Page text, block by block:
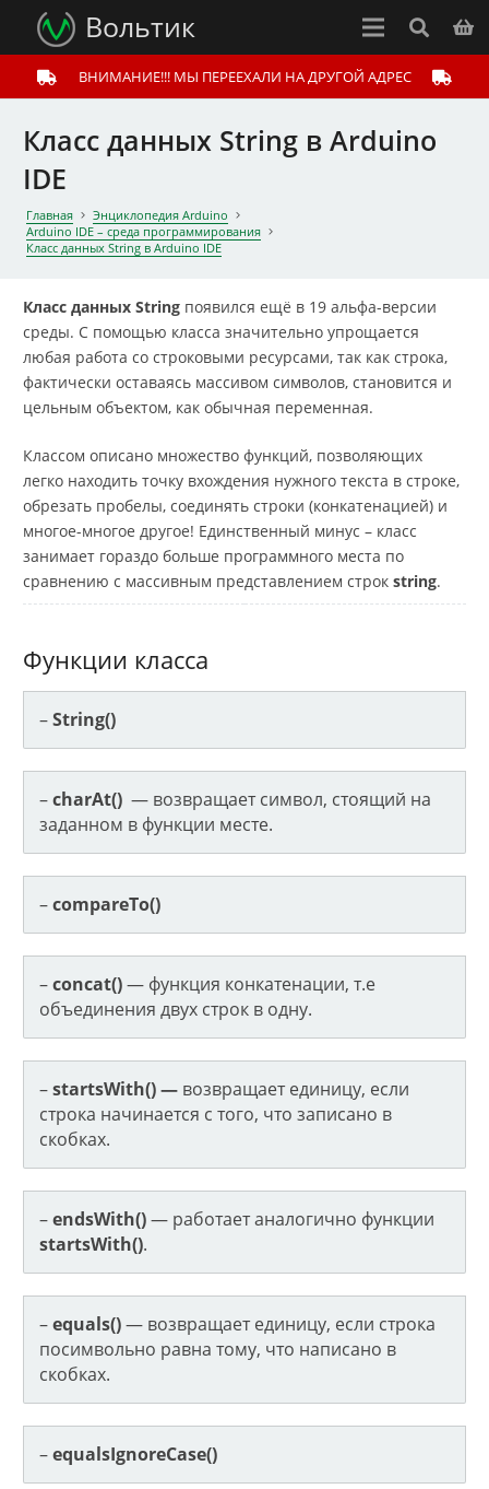
Вольтик
ВНИМАНИЕ!!! МЫ ПЕРЕЕХАЛИ НА ДРУГОЙ АДРЕС
Класс данных String в Arduino
IDE
Главная
Энциклопедия Arduino
Arduino IDE – среда программирования
Класс данных String в Arduino IDE
Класс данных String появился ещё в 19 альфа-версии
среды. С помощью класса значительно упрощается
любая работа со строковыми ресурсами, так как строка,
фактически оставаясь массивом символов, становится и
цельным объектом, как обычная переменная.
Классом описано множество функций, позволяющих
легко находить точку вхождения нужного текста в строке,
обрезать пробелы, соединять строки (конкатенацией) и
многое-многое другое! Единственный минус – класс
занимает гораздо больше программного места по
сравнению с массивным представлением строк string.
Функции класса
–String()
–charAt() — возвращает символ, стоящий на
заданном в функции месте.
–compareTo()
–concat()— функция конкатенации, т.е
объединения двух строк в одну.
–startsWith() — возвращает единицу, если
строка начинается с того, что записано в
скобках.
–endsWith()— работает аналогично функции
startsWith().
–equals()— возвращает единицу, если строка
посимвольно равна тому, что написано в
скобках.
–equalsIgnoreCase()